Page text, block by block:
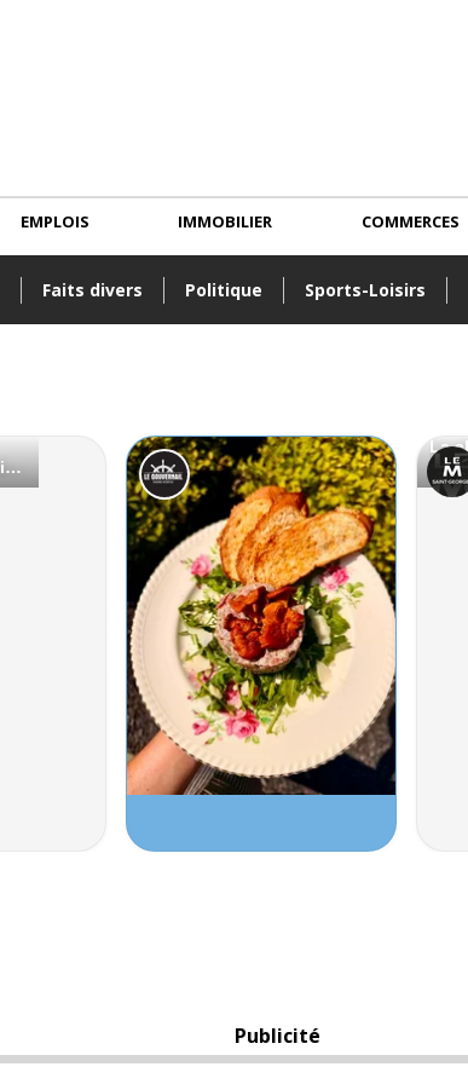
Faits divers Politique Sports-Loisirs
EMPLOIS IMMOBILIER COMMERCES
Publicité